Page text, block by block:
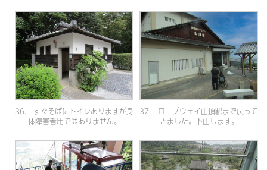
36. すぐそばにトイレありますが身
体障害者用ではありません。
37. ロープウェイ山頂駅まで戻って
きました。下山します。